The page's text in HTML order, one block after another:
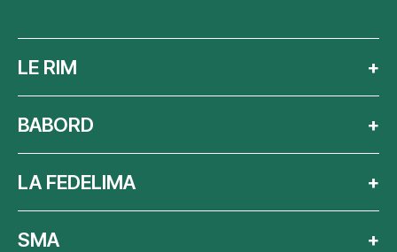
LE RIM +
BABORD +
LA FEDELIMA +
SMA +